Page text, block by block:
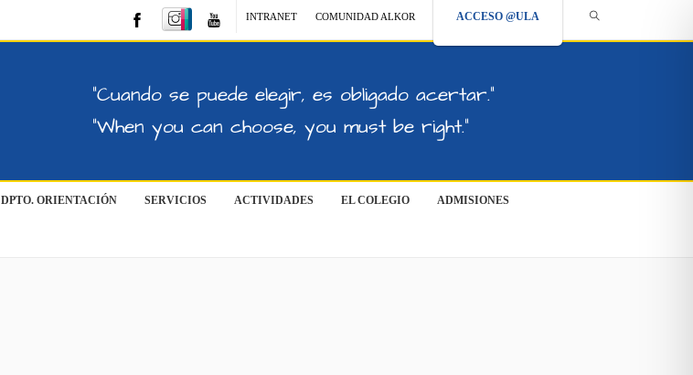
INTRANET COMUNIDAD ALKOR ACCESO @ULA
"Cuando se puede elegir, es obligado acertar."
"When you can choose, you must be right."
DPTO. ORIENTACIÓN SERVICIOS ACTIVIDADES EL COLEGIO ADMISIONES